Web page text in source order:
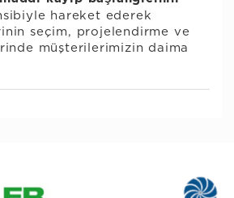
hareket ederek
seçim, projelendirme ve
müşterilerimizin daima